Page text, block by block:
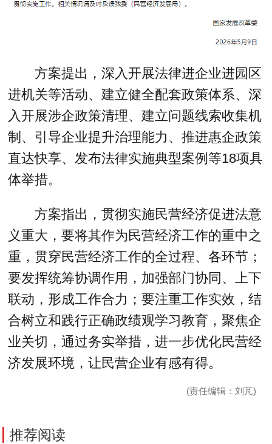
方案提出，深入开展法律进企业进园区
进机关等活动、建立健全配套政策体系、深
入开展涉企政策清理、建立问题线索收集机
制、引导企业提升治理能力、推进惠企政策
直达快享、发布法律实施典型案例等18项具
体举措。
方案指出，贯彻实施民营经济促进法意
义重大，要将其作为民营经济工作的重中之
重，贯穿民营经济工作的全过程、各环节；
要发挥统筹协调作用，加强部门协同、上下
联动，形成工作合力；要注重工作实效，结
合树立和践行正确政绩观学习教育，聚焦企
业关切，通过务实举措，进一步优化民营经
济发展环境，让民营企业有感有得。
(责任编辑：刘芃)
推荐阅读